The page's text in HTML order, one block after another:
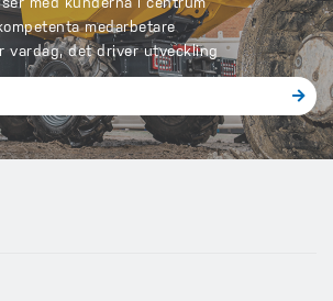
medarbetare
vardag, det driver utveckling